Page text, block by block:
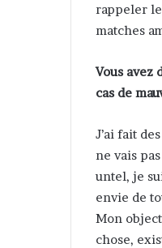
rappeler
matches
Vous avez
cas de
J’ai fait
ne vais
untel, je
envie de
Mon
chose,